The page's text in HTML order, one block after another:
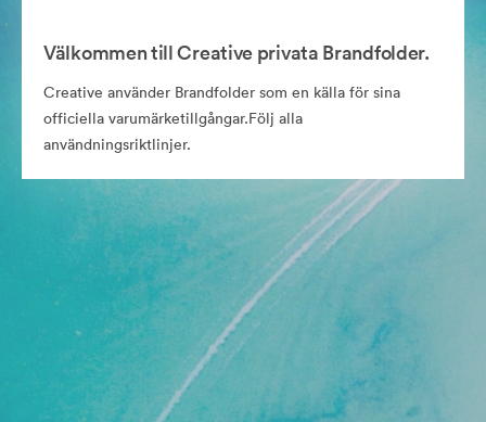
Välkommen till Creative privata Brandfolder.
Creative använder Brandfolder som en källa för sina
officiella varumärketillgångar.Följ alla
användningsriktlinjer.